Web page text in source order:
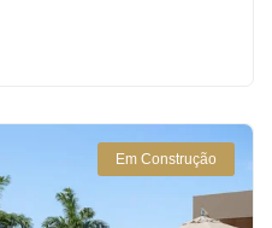
Em Construção